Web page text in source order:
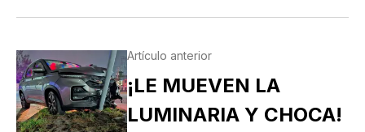
Artículo anterior
¡LE MUEVEN LA
LUMINARIA Y CHOCA!